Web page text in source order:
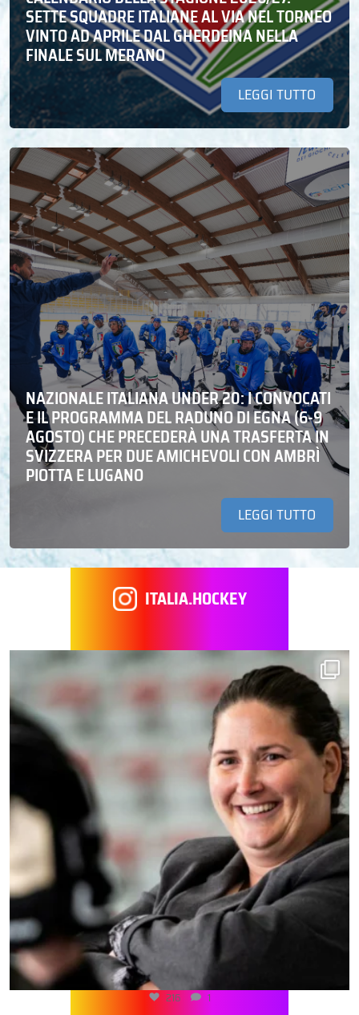
SETTE SQUADRE ITALIANE AL VIA NEL TORNEO
VINTO AD APRILE DAL GHERDEINA NELLA
FINALE SUL MERANO
LEGGI TUTTO
NAZIONALE ITALIANA UNDER 20: I CONVOCATI
E IL PROGRAMMA DEL RADUNO DI EGNA (6-9
AGOSTO) CHE PRECEDERÀ UNA TRASFERTA IN
SVIZZERA PER DUE AMICHEVOLI CON AMBRÌ
PIOTTA E LUGANO
LEGGI TUTTO
ITALIA.HOCKEY
216 1